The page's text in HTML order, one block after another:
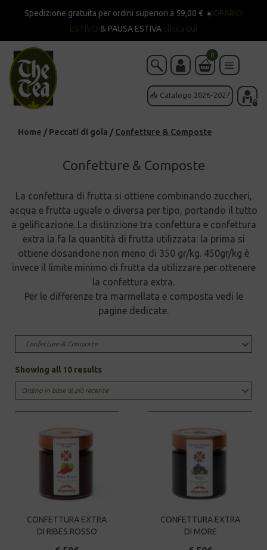
Spedizione gratuita per ordini superiori a 59,00 € ☀️ORARIO
ESTIVO & PAUSA ESTIVA clicca qui
📥 Catalogo 2026-2027
0
Home / Peccati di gola / Confetture & Composte
Confetture & Composte
La confettura di frutta si ottiene combinando zuccheri,
acqua e frutta uguale o diversa per tipo, portando il tutto
a gelificazione. La distinzione tra confettura e confettura
extra la fa la quantità di frutta utilizzata: la prima si
ottiene dosandone non meno di 350 gr/kg. 450gr/kg è
invece il limite minimo di frutta da utilizzare per ottenere
la confettura extra.
Per le differenze tra marmellata e composta vedi le
pagine dedicate.
Confetture & Composte
Showing all 10 resultsSorted
by
latest
CONFETTURA EXTRA
DI RIBES ROSSO
CONFETTURA EXTRA
DI MORE